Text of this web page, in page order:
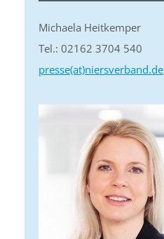
Michaela Heitkemper
Tel.: 02162 3704 540
presse(at)niersverband.de